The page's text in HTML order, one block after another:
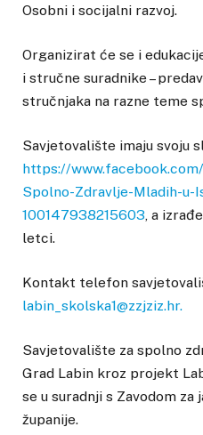
Osobni i socijalni razvoj.
Organizirat će se i
i stručne suradnike –
stručnjaka na razne teme
Savjetovalište imaju svoju
https://
Spolno-Zdravlje-Mladih-u-
100147938215603, a
letci.
Kontakt telefon
labin_skolska1@zzjziz.hr.
Savjetovalište za spolno
Grad Labin kroz projekt
se u suradnji s Zavodom
županije.